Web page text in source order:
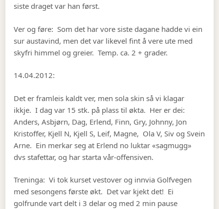
siste draget var han først.
Ver og føre: Som det har vore siste dagane hadde vi ein
sur austavind, men det var likevel fint å vere ute med
skyfri himmel og greier. Temp. ca. 2 + grader.
14.04.2012:
Det er framleis kaldt ver, men sola skin så vi klagar
ikkje. I dag var 15 stk. på plass til økta. Her er dei:
Anders, Asbjørn, Dag, Erlend, Finn, Gry, Johnny, Jon
Kristoffer, Kjell N, Kjell S, Leif, Magne, Ola V, Siv og Svein
Arne. Ein merkar seg at Erlend no luktar «sagmugg»
dvs stafettar, og har starta vår-offensiven.
Treninga: Vi tok kurset vestover og innvia Golfvegen
med sesongens første økt. Det var kjekt det! Ei
golfrunde vart delt i 3 delar og med 2 min pause